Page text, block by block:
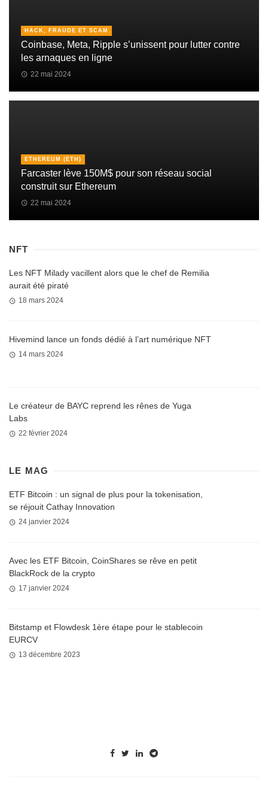
HACK, FRAUDE ET SCAM
Coinbase, Meta, Ripple s’unissent pour lutter contre
les arnaques en ligne
22 mai 2024
ETHEREUM (ETH)
Farcaster lève 150M$ pour son réseau social
construit sur Ethereum
22 mai 2024
NFT
Les NFT Milady vacillent alors que le chef de Remilia
aurait été piraté
18 mars 2024
Hivemind lance un fonds dédié à l’art numérique NFT
14 mars 2024
Le créateur de BAYC reprend les rênes de Yuga
Labs
22 février 2024
LE MAG
ETF Bitcoin : un signal de plus pour la tokenisation,
se réjouit Cathay Innovation
24 janvier 2024
Avec les ETF Bitcoin, CoinShares se rêve en petit
BlackRock de la crypto
17 janvier 2024
Bitstamp et Flowdesk 1ère étape pour le stablecoin
EURCV
13 décembre 2023